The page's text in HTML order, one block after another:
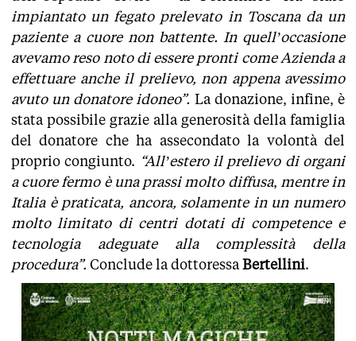
impiantato un fegato prelevato in Toscana da un
paziente a cuore non battente. In quell’occasione
avevamo reso noto di essere pronti come Azienda a
effettuare anche il prelievo, non appena avessimo
avuto un donatore idoneo”. La donazione, infine, è
stata possibile grazie alla generosità della famiglia
del donatore che ha assecondato la volontà del
proprio congiunto. “All’estero il prelievo di organi
a cuore fermo è una prassi molto diffusa, mentre in
Italia è praticata, ancora, solamente in un numero
molto limitato di centri dotati di competence e
tecnologia adeguate alla complessità della
procedura”. Conclude la dottoressaBertellini.